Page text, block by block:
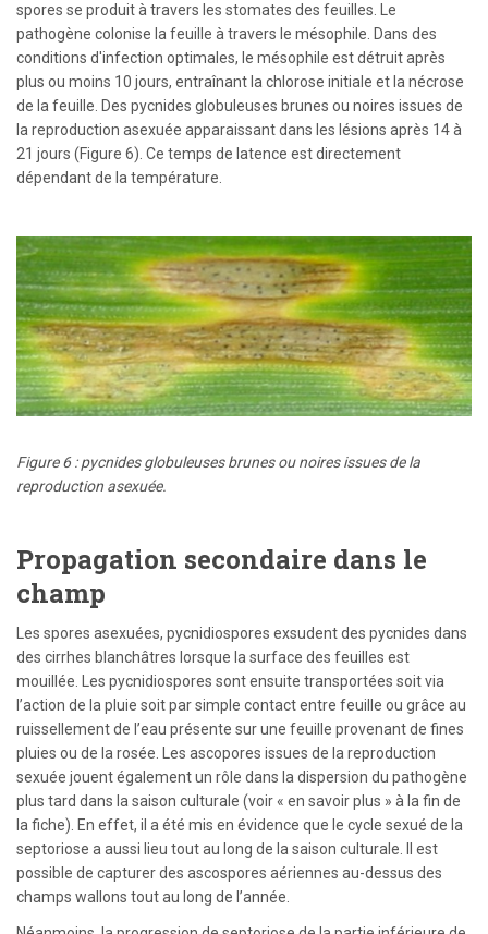
spores se produit à travers les stomates des feuilles. Le
pathogène colonise la feuille à travers le mésophile. Dans des
conditions d'infection optimales, le mésophile est détruit après
plus ou moins 10 jours, entraînant la chlorose initiale et la nécrose
de la feuille. Des pycnides globuleuses brunes ou noires issues de
la reproduction asexuée apparaissant dans les lésions après 14 à
21 jours (Figure 6). Ce temps de latence est directement
dépendant de la température.
Figure 6 : pycnides globuleuses brunes ou noires issues de la
reproduction asexuée.
Propagation secondaire dans le
champ
Les spores asexuées, pycnidiospores exsudent des pycnides dans
des cirrhes blanchâtres lorsque la surface des feuilles est
mouillée. Les pycnidiospores sont ensuite transportées soit via
l’action de la pluie soit par simple contact entre feuille ou grâce au
ruissellement de l’eau présente sur une feuille provenant de fines
pluies ou de la rosée. Les ascopores issues de la reproduction
sexuée jouent également un rôle dans la dispersion du pathogène
plus tard dans la saison culturale (voir « en savoir plus » à la fin de
la fiche). En effet, il a été mis en évidence que le cycle sexué de la
septoriose a aussi lieu tout au long de la saison culturale. Il est
possible de capturer des ascospores aériennes au-dessus des
champs wallons tout au long de l’année.